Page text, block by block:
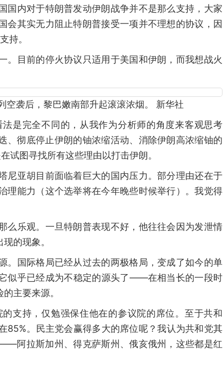
国内对于特朗普发动伊朗战争并不是那么支持，大家
其实无力阻止特朗普接受一项并不理想的协议，因
持。
。目前的停火协议只适用于美国和伊朗，而我想战火
袭后，黎巴嫩南部升起滚滚浓烟。 新华社
是完全不同的，从我作为分析师的角度来客观思考
彻底停止伊朗的铀浓缩活动、消除伊朗高浓缩铀的
试图寻找所有这些理由以打击伊朗。
尼亚胡目前面临着巨大的国内压力。部分理由还在于
理能力（这个选举将在今年晚些时候举行）。我觉得
么乐观。一旦特朗普表现不好，他往往会因为发泄情
的现象。
。国际格局已经从过去的两极格局，变成了如今的单
似乎已经成为不稳定的源头了——在相当长的一段时
主要来源。
支持，仅勉强保住他在的参议院的席位。至于共和
85%。民主党会赢得多大的席位呢？我认为共和党其
阿拉斯加州、得克萨斯州、俄亥俄州，这些都是红